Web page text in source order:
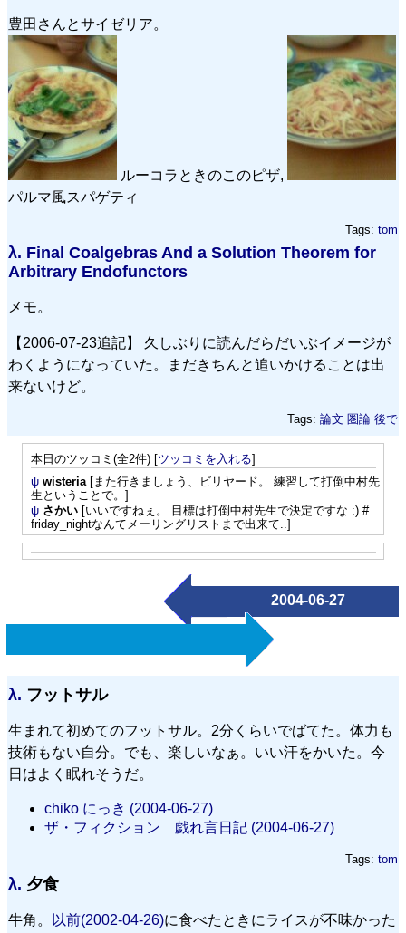
豊田さんとサイゼリア。
ルーコラときのこのピザ,
パルマ風スパゲティ
Tags: tom
λ. Final Coalgebras And a Solution Theorem for
Arbitrary Endofunctors
メモ。
【2006-07-23追記】 久しぶりに読んだらだいぶイメージが
わくようになっていた。まだきちんと追いかけることは出
来ないけど。
Tags: 論文 圏論 後で
本日のツッコミ(全2件) [ツッコミを入れる]
ψ wisteria[また行きましょう、ビリヤード。 練習して打倒中村先
生ということで。]
ψ さかい[いいですねぇ。 目標は打倒中村先生で決定ですな :) #
friday_nightなんてメーリングリストまで出来て..]
2004-06-27
λ. フットサル
生まれて初めてのフットサル。2分くらいでばてた。体力も
技術もない自分。でも、楽しいなぁ。いい汗をかいた。今
日はよく眠れそうだ。
chiko にっき (2004-06-27)
ザ・フィクション 戯れ言日記 (2004-06-27)
Tags: tom
λ. 夕食
牛角。 以前(2002-04-26)に食べたときにライスが不味かった